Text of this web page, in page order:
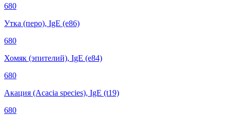
680
Утка (перо), IgE (е86)
680
Хомяк (эпителий), IgE (е84)
680
Акация (Acacia species), IgE (t19)
680